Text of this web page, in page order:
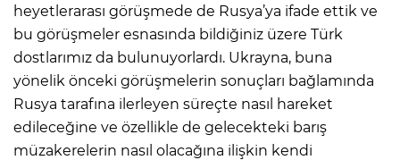
heyetlerarası görüşmede de Rusya’ya ifade ettik ve
bu görüşmeler esnasında bildiğiniz üzere Türk
dostlarımız da bulunuyorlardı. Ukrayna, buna
yönelik önceki görüşmelerin sonuçları bağlamında
Rusya tarafına ilerleyen süreçte nasıl hareket
edileceğine ve özellikle de gelecekteki barış
müzakerelerin nasıl olacağına ilişkin kendi